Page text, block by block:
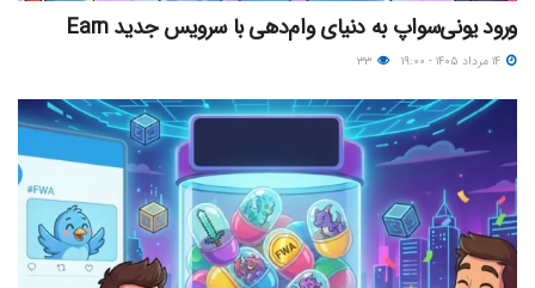
ورود یونی‌سواپ به دنیای وام‌دهی با سرویس جدید Earn